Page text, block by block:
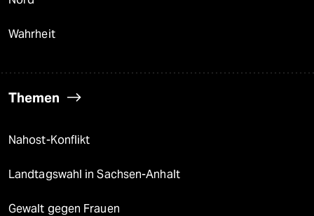
Wahrheit
Themen
Nahost-Konflikt
Landtagswahl in Sachsen-Anhalt
Gewalt gegen Frauen